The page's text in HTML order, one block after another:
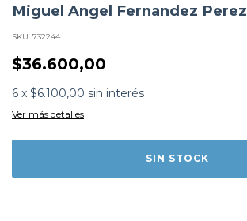
Miguel Angel Fernandez Perez
SKU: 732244
$36.600,00
6 x $6.100,00 sin interés
Ver más detalles
Formato:LIBROS
Encuadernación:
ISBN:9788410459007